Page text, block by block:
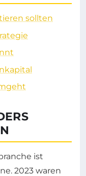
sollten
ist
2023 waren